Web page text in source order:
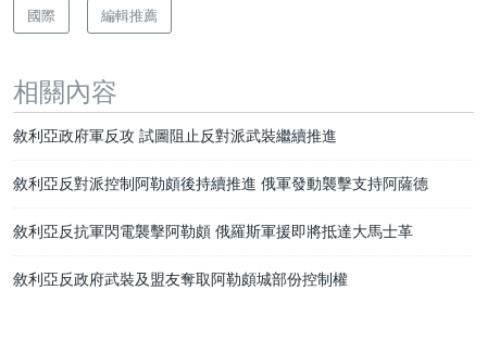
國際 編輯推薦
相關內容
敘利亞政府軍反攻 試圖阻止反對派武裝繼續推進
敘利亞反對派控制阿勒頗後持續推進 俄軍發動襲擊支持阿薩德
敘利亞反抗軍閃電襲擊阿勒頗 俄羅斯軍援即將抵達大馬士革
敘利亞反政府武裝及盟友奪取阿勒頗城部份控制權